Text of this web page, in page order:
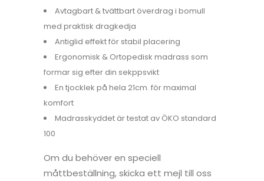
Avtagbart & tvättbart överdrag i bomull
med praktisk dragkedja
Antiglid effekt för stabil placering
Ergonomisk & Ortopedisk madrass som
formar sig efter din sekppsvikt
En tjocklek på hela 21cm. för maximal
komfort
Madrasskyddet är testat av ÖKO standard
100
Om du behöver en speciell
måttbeställning, skicka ett mejl till oss